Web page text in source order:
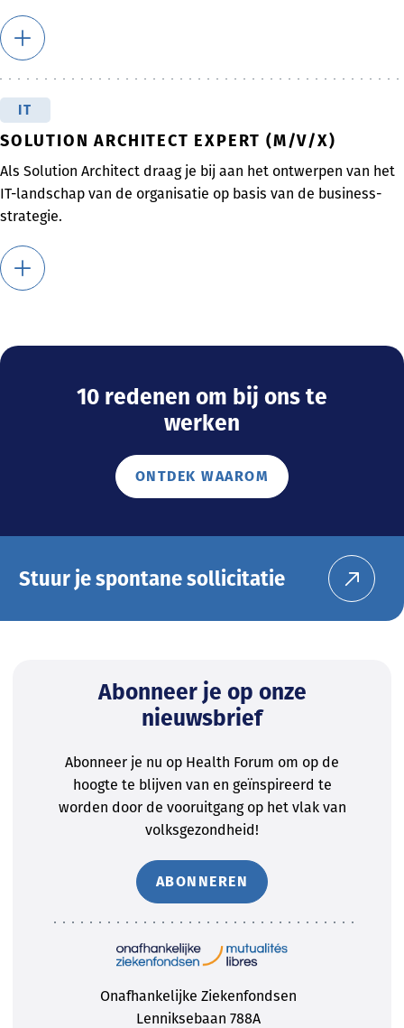
IT
SOLUTION ARCHITECT EXPERT (M/V/X)
Als Solution Architect draag je bij aan het ontwerpen van het
IT-landschap van de organisatie op basis van de business-
strategie.
10 redenen om bij ons te
werken
ONTDEK WAAROM
Stuur je spontane sollicitatie
Abonneer je op onze
nieuwsbrief
Abonneer je nu op Health Forum om op de
hoogte te blijven van en geïnspireerd te
worden door de vooruitgang op het vlak van
volksgezondheid!
ABONNEREN
Onafhankelijke Ziekenfondsen
Lenniksebaan 788A